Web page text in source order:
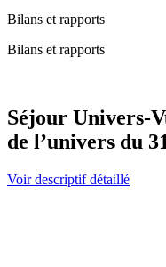
Bilans et rapports
Bilans et rapports
Séjour Univers-
de l’univers du
Voir descriptif détaillé